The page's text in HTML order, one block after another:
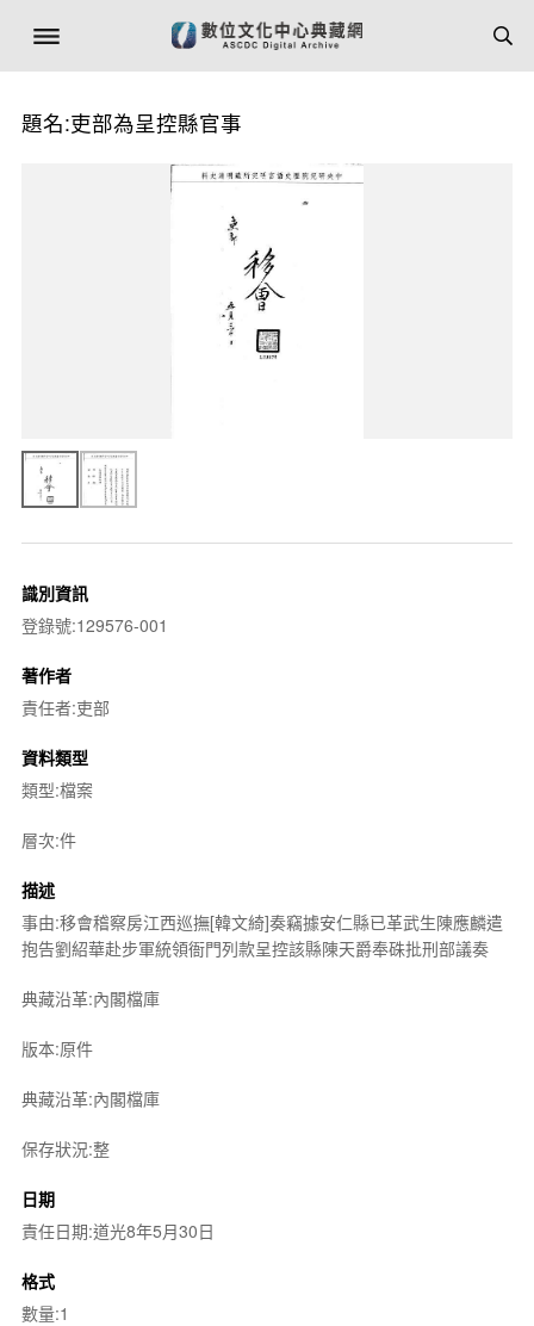
題名:吏部為呈控縣官事
識別資訊
登錄號:129576-001
著作者
責任者:吏部
資料類型
類型:檔案
層次:件
描述
事由:移會稽察房江西巡撫[韓文綺]奏竊據安仁縣已革武生陳應麟遣
抱告劉紹華赴步軍統領衙門列款呈控該縣陳天爵奉硃批刑部議奏
典藏沿革:內閣檔庫
版本:原件
典藏沿革:內閣檔庫
保存狀況:整
日期
責任日期:道光8年5月30日
格式
數量:1